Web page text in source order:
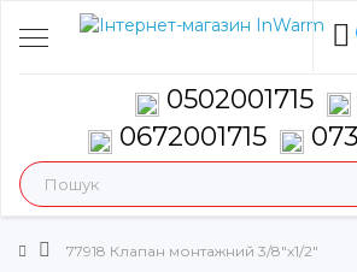
0502001715
0672001715
77918 Клапан монтажний 3/8"х1/2"